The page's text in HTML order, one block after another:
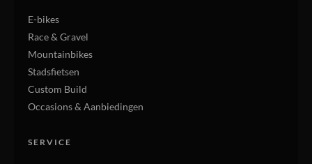
E-bikes
Race & Gravel
Mountainbikes
Stadsfietsen
Custom Build
Occasions & Aanbiedingen
SERVICE